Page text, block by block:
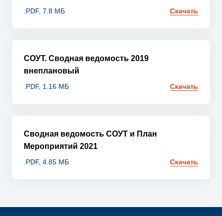
.PDF, 7.8 МБ Скачать
СОУТ. Сводная ведомость 2019
внеплановый
.PDF, 1.16 МБ Скачать
Сводная ведомость СОУТ и План
Мероприятий 2021
.PDF, 4.85 МБ Скачать